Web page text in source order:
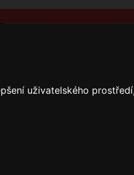
uživatelského